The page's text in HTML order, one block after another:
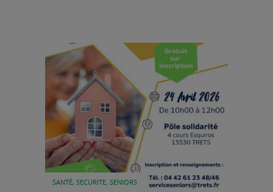
SANTÉ, SECURITE, SENIORS
Lire l'article